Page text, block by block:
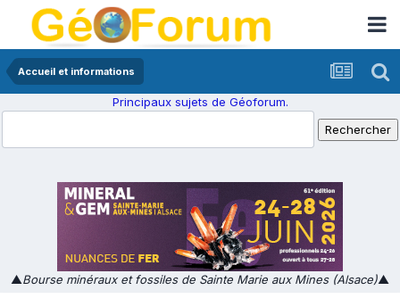
Accueil et informations
Principaux sujets de Géoforum.
▲Bourse minéraux et fossiles de Sainte Marie aux Mines (Alsace)▲